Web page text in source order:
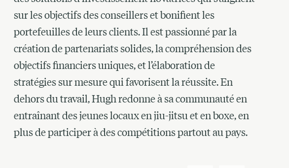
sur les objectifs des conseillers et bonifient les
portefeuilles de leurs clients. Il est passionné par la
création de partenariats solides, la compréhension des
objectifs financiers uniques, et l’élaboration de
stratégies sur mesure qui favorisent la réussite. En
dehors du travail, Hugh redonne à sa communauté en
entraînant des jeunes locaux en jiu-jitsu et en boxe, en
plus de participer à des compétitions partout au pays.